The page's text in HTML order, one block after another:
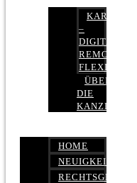
KARRIERE
–
DIGITAL,
REMOTE,
FLEXIBEL
ÜBER
DIE
KANZLEI
HOME
NEUIGKEITEN
RECHTSGEBIETE